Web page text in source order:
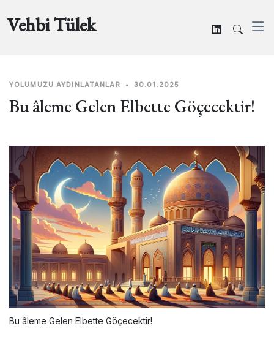
Vehbi Tülek
YOLUMUZU AYDINLATANLAR • 30.01.2025
Bu âleme Gelen Elbette Göçecektir!
Bu âleme Gelen Elbette Göçecektir!